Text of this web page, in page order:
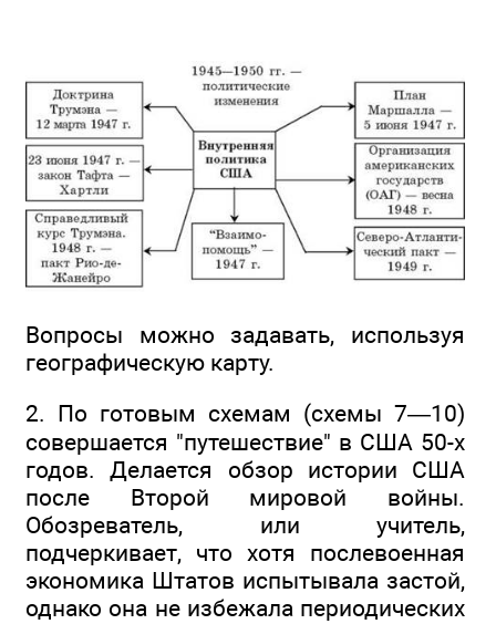
Вопросы можно задавать, используя
географическую карту.
2. По готовым схемам (схемы 7—10)
совершается "путешествие" в США 50-х
годов. Делается обзор истории США
после Второй мировой войны.
Обозреватель, или учитель,
подчеркивает, что хотя послевоенная
экономика Штатов испытывала застой,
однако она не избежала периодических